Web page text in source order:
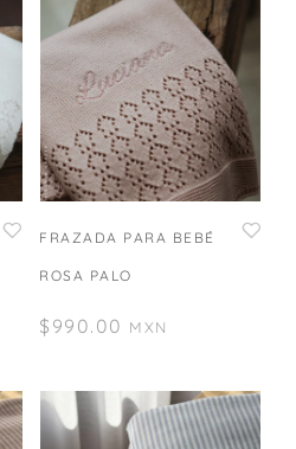
FRAZADA PARA BEBÉ
ROSA PALO
$ 990.00 MXN